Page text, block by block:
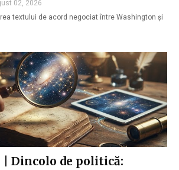
02, 2026
textului de acord negociat între Washington și
| Dincolo de politică: